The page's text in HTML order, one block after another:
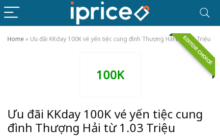
Home » Ưu đãi KKday 100K vé yến tiệc cung đình Thượng Hải từ 1.03 Triệu
EDITOR CHOICE
100K
Ưu đãi KKday 100K vé yến tiệc cung
đình Thượng Hải từ 1.03 Triệu